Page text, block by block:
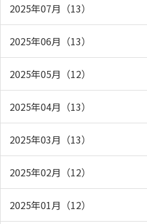
2025年07月（13）
2025年06月（13）
2025年05月（12）
2025年04月（13）
2025年03月（13）
2025年02月（12）
2025年01月（12）